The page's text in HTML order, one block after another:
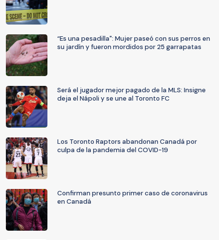
“Es una pesadilla": Mujer paseó con sus perros en
su jardín y fueron mordidos por 25 garrapatas
Será el jugador mejor pagado de la MLS: Insigne
deja el Nápoli y se une al Toronto FC
Los Toronto Raptors abandonan Canadá por
culpa de la pandemia del COVID-19
Confirman presunto primer caso de coronavirus
en Canadá